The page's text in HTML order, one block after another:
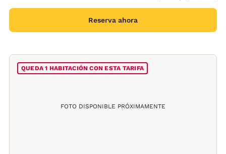
Reserva ahora
FOTO DISPONIBLE PRÓXIMAMENTE
QUEDA 1 HABITACIÓN CON ESTA TARIFA